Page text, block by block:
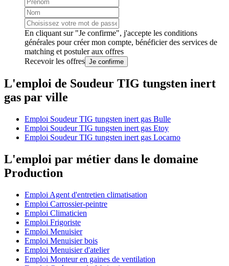
En cliquant sur "Je confirme", j'accepte les conditions
générales pour créer mon compte, bénéficier des services de
matching et postuler aux offres
Recevoir les offres Je confirme
L'emploi de Soudeur TIG tungsten inert
gas par ville
Emploi Soudeur TIG tungsten inert gas Bulle
Emploi Soudeur TIG tungsten inert gas Etoy
Emploi Soudeur TIG tungsten inert gas Locarno
L'emploi par métier dans le domaine
Production
Emploi Agent d'entretien climatisation
Emploi Carrossier-peintre
Emploi Climaticien
Emploi Frigoriste
Emploi Menuisier
Emploi Menuisier bois
Emploi Menuisier d'atelier
Emploi Monteur en gaines de ventilation